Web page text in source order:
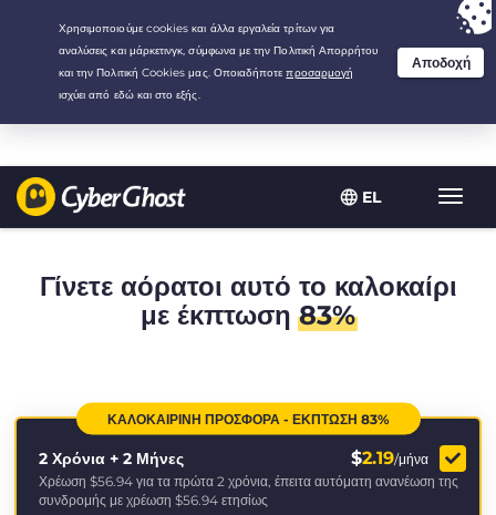
EL
Your choice:The Best Dealfor 2.1666666666667-years at $
/month
Γίνετε αόρατοι αυτό το καλοκαίρι
με έκπτωση83%
ΚΑΛΟΚΑΙΡΙΝΉ ΠΡΟΣΦΟΡΆ - ΈΚΠΤΩΣΗ 83%
2 Χρόνια + 2 Μήνες $2.19/μήνα
Χρέωση $56.94 για τα πρώτα 2 χρόνια, έπειτα αυτόματη ανανέωση της
συνδρομής με χρέωση $56.94 ετησίως